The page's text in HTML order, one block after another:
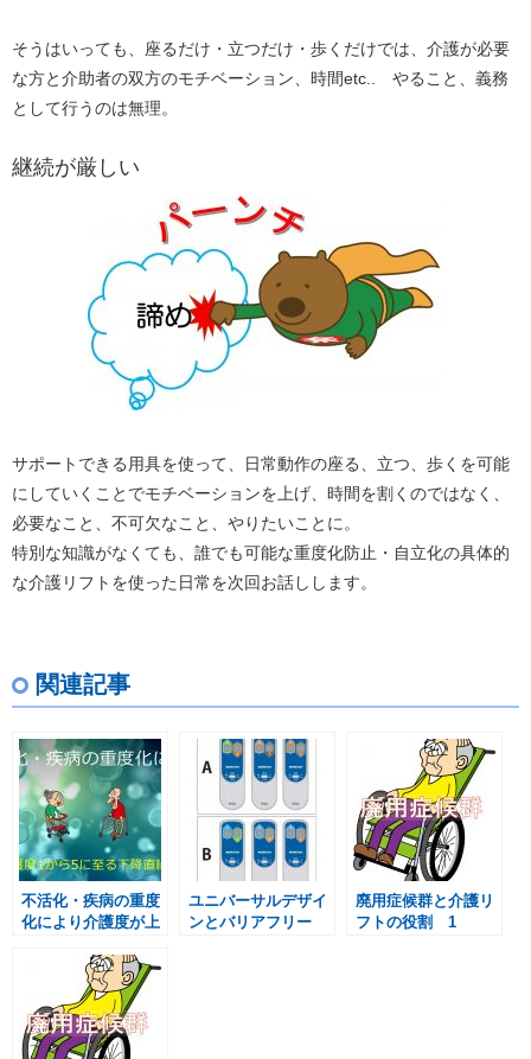
そうはいっても、座るだけ・立つだけ・歩くだけでは、介護が必要
な方と介助者の双方のモチベーション、時間etc.. やること、義務
として行うのは無理。
継続が厳しい
サポートできる用具を使って、日常動作の座る、立つ、歩くを可能
にしていくことでモチベーションを上げ、時間を割くのではなく、
必要なこと、不可欠なこと、やりたいことに。
特別な知識がなくても、誰でも可能な重度化防止・自立化の具体的
な介護リフトを使った日常を次回お話しします。
関連記事
不活化・疾病の重度
化により介護度が上
重度化防止
ユニバーサルデザイ
ンとバリアフリー
廃用症候群と介護リ
フトの役割 1